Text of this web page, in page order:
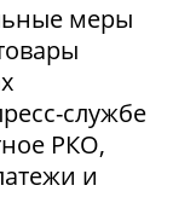
меры
службе
РКО,
и